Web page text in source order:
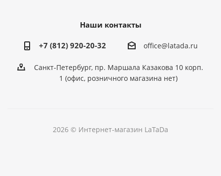
Наши контакты
+7 (812) 920-20-32 office@latada.ru
Санкт-Петербург, пр. Маршала Казакова 10 корп.
1 (офис, розничного магазина нет)
2026 © Интернет-магазин LaTaDa